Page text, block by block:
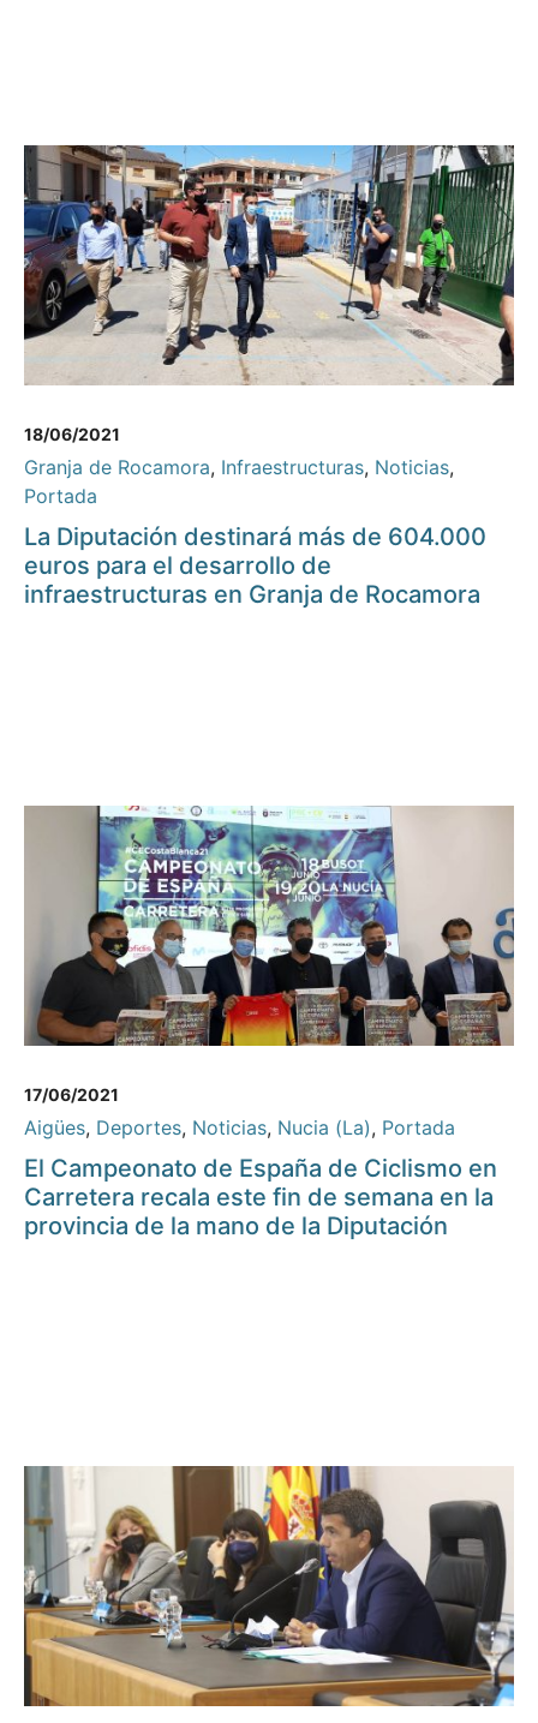
18/06/2021
Granja de Rocamora, Infraestructuras, Noticias,
Portada
La Diputación destinará más de 604.000
euros para el desarrollo de
infraestructuras en Granja de Rocamora
17/06/2021
Aigües, Deportes, Noticias, Nucia (La), Portada
El Campeonato de España de Ciclismo en
Carretera recala este fin de semana en la
provincia de la mano de la Diputación